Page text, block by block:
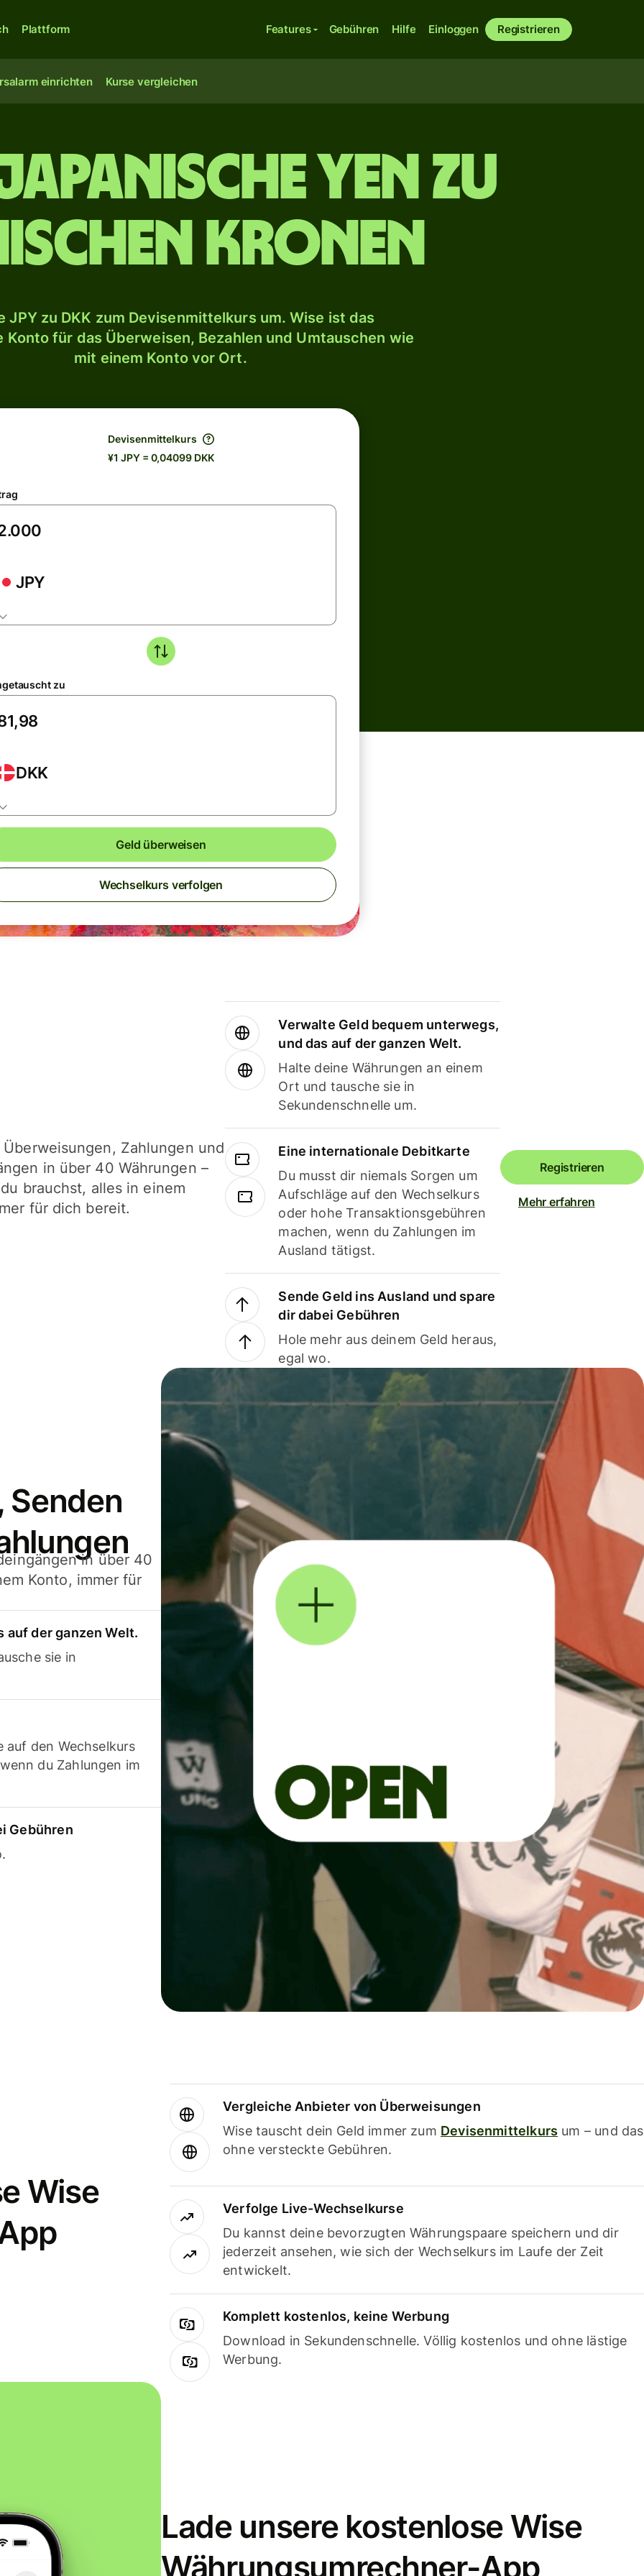
Plattform Features Gebühren Hilfe Einloggen Registrieren
einrichten Kurse vergleichen
Yen zu
Kronen
JPY zu DKK zum Devisenmittelkurs um. Wise ist das
Konto für das Überweisen, Bezahlen und Umtauschen wie
mit einem Konto vor Ort.
Devisenmittelkurs
¥1 JPY = 0,04099 DKK
JPY
zu
DKK
Geld überweisen
Wechselkurs verfolgen
Zahlungen und
in über 40 Währungen –
brauchst, alles in einem
für dich bereit.
Verwalte Geld bequem unterwegs,
und das auf der ganzen Welt.
Halte deine Währungen an einem
Ort und tausche sie in
Sekundenschnelle um.
Eine internationale Debitkarte
Du musst dir niemals Sorgen um
Aufschläge auf den Wechselkurs
oder hohe Transaktionsgebühren
machen, wenn du Zahlungen im
Ausland tätigst.
Sende Geld ins Ausland und spare
dir dabei Gebühren
Hole mehr aus deinem Geld heraus,
egal wo.
Registrieren
Mehr erfahren
Senden
in über 40
Konto, immer für
auf der ganzen Welt.
sie in
auf den Wechselkurs
du Zahlungen im
Gebühren
Wise
Vergleiche Anbieter von Überweisungen
Wise tauscht dein Geld immer zum Devisenmittelkurs um – und das
ohne versteckte Gebühren.
Verfolge Live-Wechselkurse
Du kannst deine bevorzugten Währungspaare speichern und dir
jederzeit ansehen, wie sich der Wechselkurs im Laufe der Zeit
entwickelt.
Komplett kostenlos, keine Werbung
Download in Sekundenschnelle. Völlig kostenlos und ohne lästige
Werbung.
Lade unsere kostenlose Wise
Währungsumrechner-App